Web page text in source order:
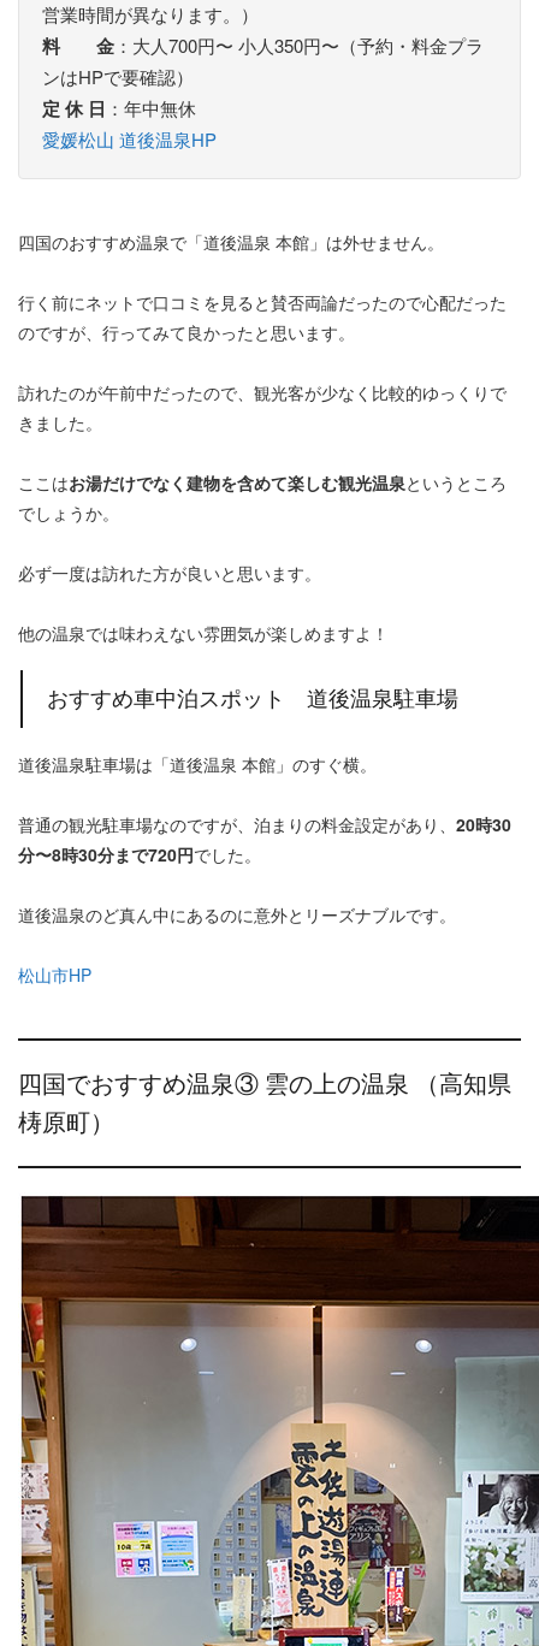
営業時間が異なります。）
料 金 ：大人700円〜 小人350円〜（予約・料金プラ
ンはHPで要確認）
定 休 日 ：年中無休
愛媛松山 道後温泉HP
四国のおすすめ温泉で「道後温泉 本館」は外せません。
行く前にネットで口コミを見ると賛否両論だったので心配だった
のですが、行ってみて良かったと思います。
訪れたのが午前中だったので、観光客が少なく比較的ゆっくりで
きました。
ここはお湯だけでなく建物を含めて楽しむ観光温泉というところ
でしょうか。
必ず一度は訪れた方が良いと思います。
他の温泉では味わえない雰囲気が楽しめますよ！
おすすめ車中泊スポット 道後温泉駐車場
道後温泉駐車場は「道後温泉 本館」のすぐ横。
普通の観光駐車場なのですが、泊まりの料金設定があり、 20時30
分〜8時30分まで720円でした。
道後温泉のど真ん中にあるのに意外とリーズナブルです。
松山市HP
四国でおすすめ温泉③ 雲の上の温泉 （高知県
梼原町）